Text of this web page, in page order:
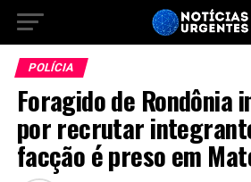
POLÍCIA
Foragido de Rondônia
por recrutar
facção é preso em